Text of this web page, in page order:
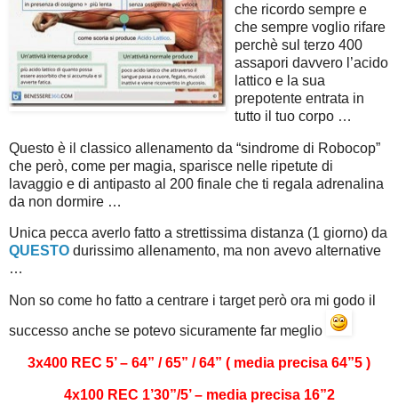
che ricordo sempre e
che sempre voglio rifare
perchè sul terzo 400
assapori davvero l’acido
lattico e la sua
prepotente entrata in
tutto il tuo corpo …
Questo è il classico allenamento da “sindrome di Robocop”
che però, come per magia, sparisce nelle ripetute di
lavaggio e di antipasto al 200 finale che ti regala adrenalina
da non dormire …
Unica pecca averlo fatto a strettissima distanza (1 giorno) da
QUESTO durissimo allenamento, ma non avevo alternative
…
Non so come ho fatto a centrare i target però ora mi godo il
successo anche se potevo sicuramente far meglio
3x400 REC 5’ – 64” / 65” / 64” ( media precisa 64”5 )
4x100 REC 1’30”/5’ – media precisa 16”2